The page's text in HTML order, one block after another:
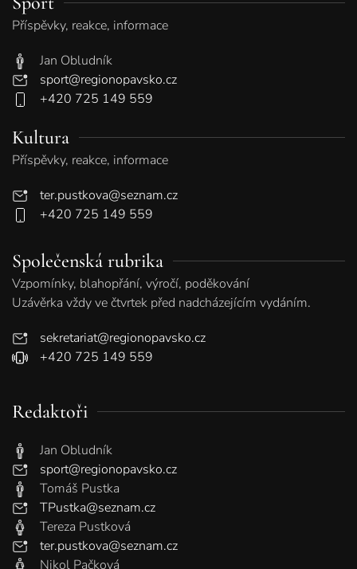
Příspěvky, reakce, informace
Jan Obludník
sport@regionopavsko.cz
+420 725 149 559
Kultura
Příspěvky, reakce, informace
ter.pustkova@seznam.cz
+420 725 149 559
Společenská rubrika
Vzpomínky, blahopřání, výročí, poděkování
Uzávěrka vždy ve čtvrtek před nadcházejícím vydáním.
sekretariat@regionopavsko.cz
+420 725 149 559
Redaktoři
Jan Obludník
sport@regionopavsko.cz
Tomáš Pustka
TPustka@seznam.cz
Tereza Pustková
ter.pustkova@seznam.cz
Nikol Pačková